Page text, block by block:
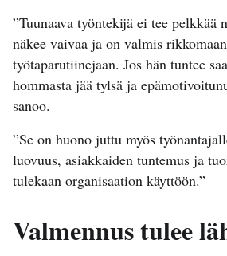
”Tuunaava työntekijä ei tee pelkkää
näkee vaivaa ja on valmis
työtaparutiinejaan. Jos hän tuntee
hommasta jää tylsä ja
sanoo.
”Se on huono juttu myös
luovuus, asiakkaiden tuntemus ja
tulekaan organisaation käyttöön.”
Valmennus tulee